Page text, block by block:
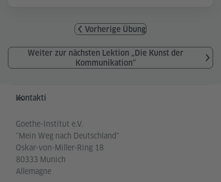
Vorherige Übung
Weiter zur nächsten Lektion „Die Kunst der
Kommunikation“
Service- und Informationsbereich
Kontakti
Goethe-Institut e.V.
"Mein Weg nach Deutschland"
Oskar-von-Miller-Ring 18
80333 Munich
Allemagne